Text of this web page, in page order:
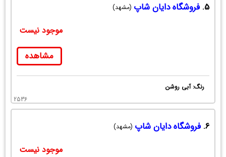
5. فروشگاه دایان شاپ (مشهد)
موجود نیست
مشاهده
رنگ: آبی روشن
2536
6. فروشگاه دایان شاپ (مشهد)
موجود نیست